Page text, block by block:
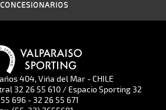
CONCESIONARIOS
404, Viña del Mar - CHILE
32 26 55 610 / Espacio Sporting 32
696 - 32 26 55 671